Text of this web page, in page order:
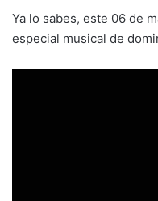
Ya lo sabes, este 06 de
especial musical de